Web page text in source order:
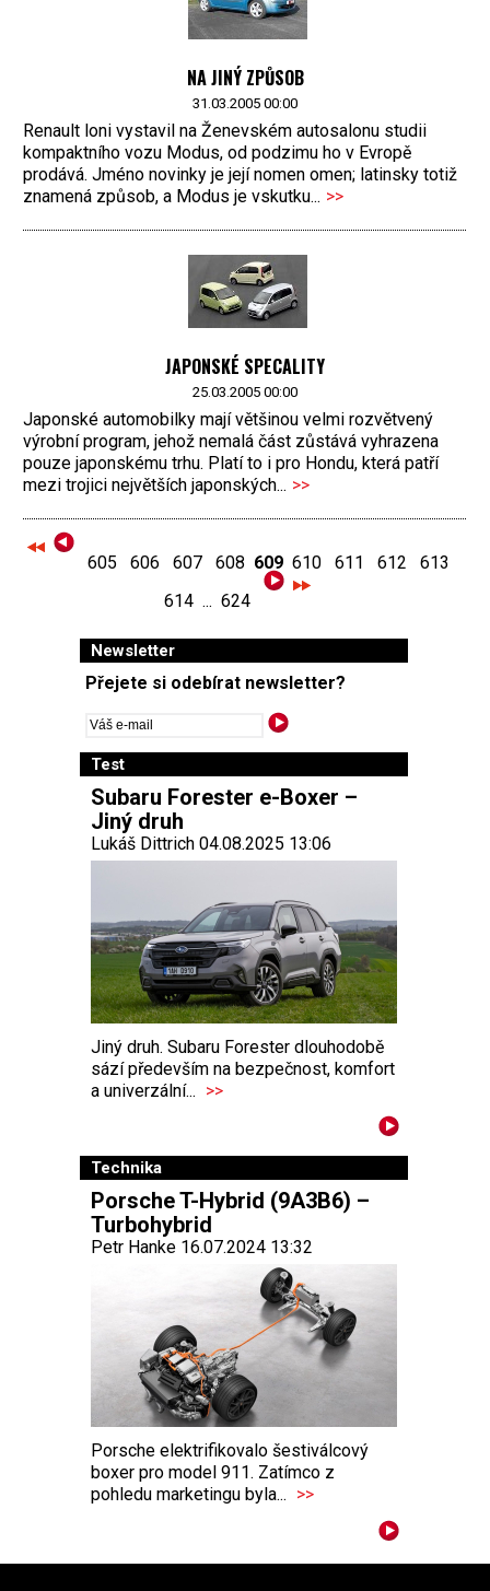
NA JINÝ ZPŮSOB
31.03.2005 00:00
Renault loni vystavil na Ženevském autosalonu studii
kompaktního vozu Modus, od podzimu ho v Evropě
prodává. Jméno novinky je její nomen omen; latinsky totiž
znamená způsob, a Modus je vskutku... >>
JAPONSKÉ SPECALITY
25.03.2005 00:00
Japonské automobilky mají většinou velmi rozvětvený
výrobní program, jehož nemalá část zůstává vyhrazena
pouze japonskému trhu. Platí to i pro Hondu, která patří
mezi trojici největších japonských... >>
605 606 607 608 609 610 611 612
613
614 ... 624
Newsletter
Přejete si odebírat newsletter?
Test
Subaru Forester e-Boxer –
Jiný druh
Lukáš Dittrich 04.08.2025 13:06
Jiný druh. Subaru Forester dlouhodobě
sází především na bezpečnost, komfort
a univerzální... >>
Technika
Porsche T-Hybrid (9A3B6) –
Turbohybrid
Petr Hanke 16.07.2024 13:32
Porsche elektrifikovalo šestiválcový
boxer pro model 911. Zatímco z
pohledu marketingu byla... >>